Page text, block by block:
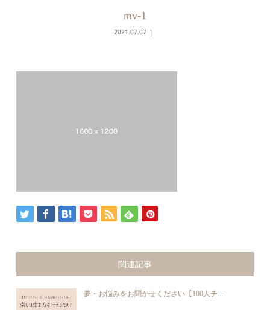
mv-1
2021.07.07
関連記事
夢・お悩みをお聞かせください【100人チ...